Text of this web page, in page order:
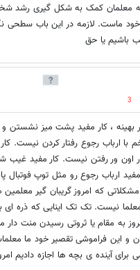
معلمان کمک به شکل گیری رشد
ماست. لازمه در این باب سطحی
باشیم یا حق
3
بهینه ، کار مفید پشت میز نشستن
با ارباب رجوع رفتار کردن نیست.
اون ور رفتن نیست. کار مفید
ارباب رجوع رو مثل توپ فوتبال
که امروز گریبان گیر
نیست. تک تک اینایی که ذره ای
به مقام یا ثروتی رسیدن منت
این فراموشی تقصیر خود ما
آینده ی بچه ها اجازه دادیم